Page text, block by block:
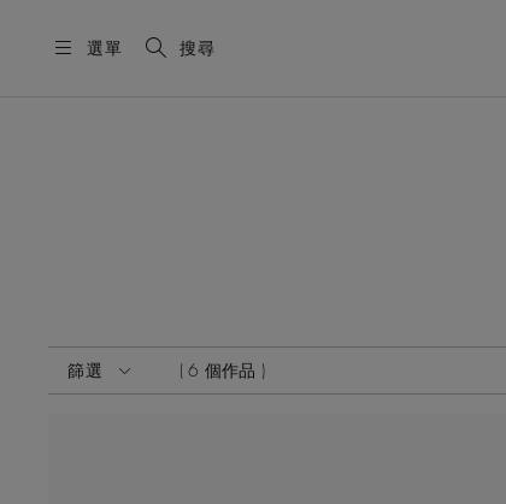
選單 搜尋
篩選 6 個作品